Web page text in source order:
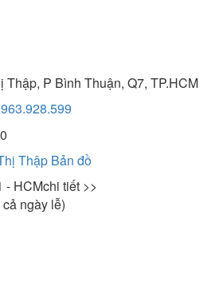
Thập, P Bình Thuận, Q7, TP.HCM
Thập Bản đồ
- HCMchi tiết >>
cả ngày lễ)